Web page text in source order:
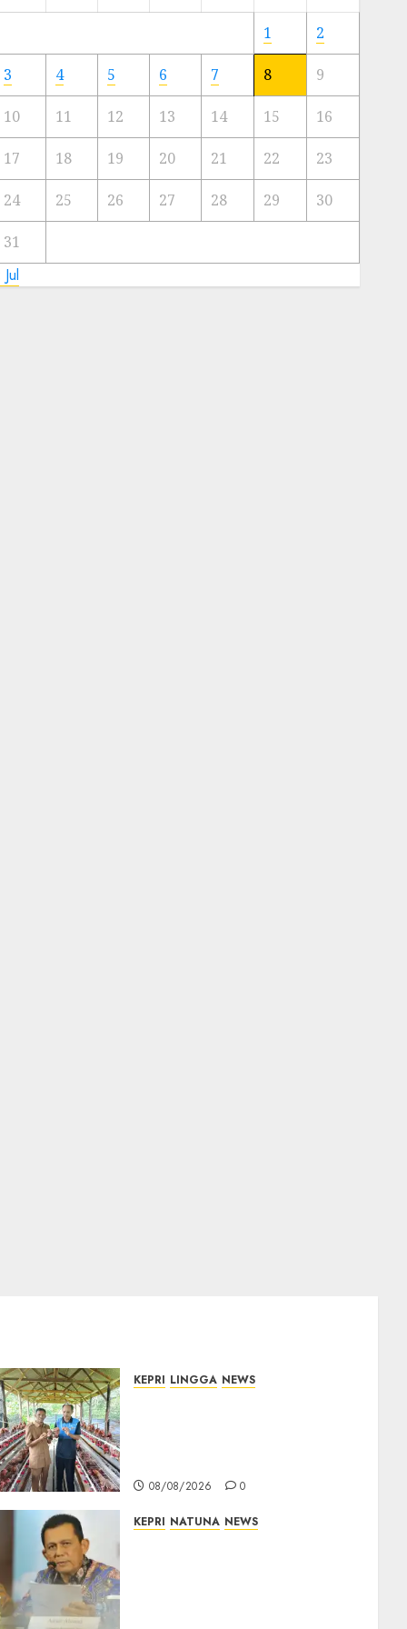
Artis
Kota
23/11/2024
0
1 2
3 4 5 6 7 8 9
10 11 12 13 14 15 16
17 18 19 20 21 22 23
24 25 26 27 28 29 30
31
KEPRI LINGGA NEWS
08/08/2026 0
KEPRI NATUNA NEWS